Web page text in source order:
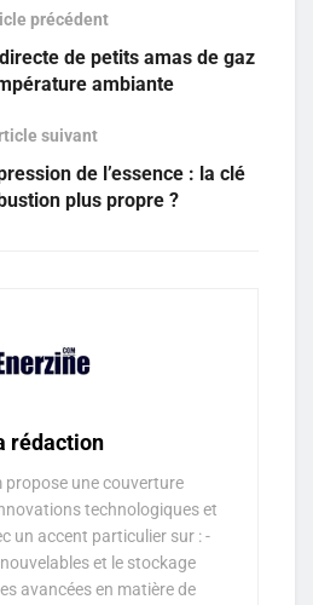
précédent
de petits amas de gaz
ambiante
suivant
de l’essence : la clé
plus propre ?
rédaction
propose une couverture
technologiques et
un accent particulier sur : -
et le stockage
avancées en matière de